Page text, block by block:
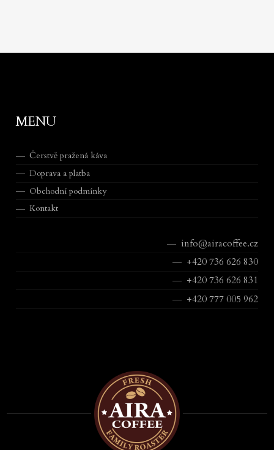
MENU
Čerstvě pražená káva
Doprava a platba
Obchodní podmínky
Kontakt
info@airacoffee.cz
+420 736 626 830
+420 736 626 831
+420 777 005 962